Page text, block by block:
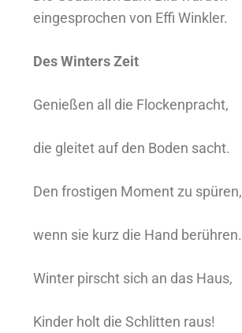
eingesprochen von Effi Winkler.
Des Winters Zeit
Genießen all die Flockenpracht,
die gleitet auf den Boden sacht.
Den frostigen Moment zu spüren,
wenn sie kurz die Hand berühren.
Winter pirscht sich an das Haus,
Kinder holt die Schlitten raus!